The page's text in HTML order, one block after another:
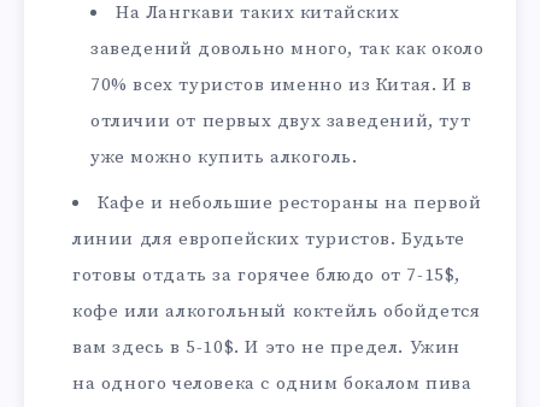
На Лангкави таких китайских
заведений довольно много, так как около
70% всех туристов именно из Китая. И в
отличии от первых двух заведений, тут
уже можно купить алкоголь.
Кафе и небольшие рестораны на первой
линии для европейских туристов. Будьте
готовы отдать за горячее блюдо от 7-15$,
кофе или алкогольный коктейль обойдется
вам здесь в 5-10$. И это не предел. Ужин
на одного человека с одним бокалом пива